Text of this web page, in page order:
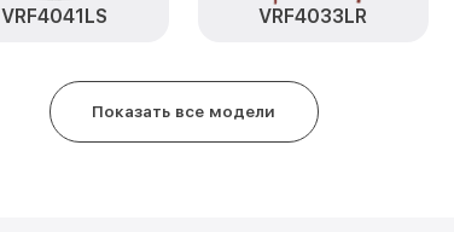
Замена колеса управления
Замена платы управления
Замена шлангов, щёток
VRF4041LS VRF4033LR
Показать все модели